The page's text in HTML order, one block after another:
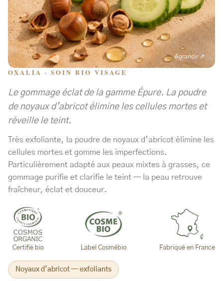
Agrandir ↗
OXALIA · SOIN BIO VISAGE
Le gommage éclat de la gamme Épure. La poudre
de noyaux d’abricot élimine les cellules mortes et
réveille le teint.
Très exfoliante, la poudre de noyaux d’abricot élimine les
cellules mortes et gomme les imperfections.
Particulièrement adapté aux peaux mixtes à grasses, ce
gommage purifie et clarifie le teint — la peau retrouve
fraîcheur, éclat et douceur.
Certifié bio Label Cosmébio Fabriqué en France
Noyaux d’abricot — exfoliants